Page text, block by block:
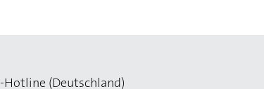
Hotline (Deutschland)